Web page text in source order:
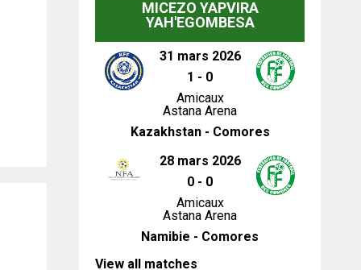
MICEZO YAPVIRA
YAH'EGOMBESA
31 mars 2026
1 - 0
Amicaux
Astana Arena
Kazakhstan - Comores
28 mars 2026
0 - 0
Amicaux
Astana Arena
Namibie - Comores
View all matches